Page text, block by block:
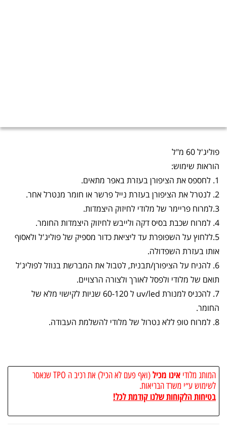
פוליג'ל 60 מ"ל
הוראות שימוש:
1. לחספס את הציפורן בעזרת באפר מתאים.
2. לנטרל את הציפורן בעזרת נייל פרשר או חומר מנטרל אחר.
3.למרוח פריימר של מלודי לחיזוק היצמדות.
4. למרוח שכבת בסיס דקה ולייבש לחיזוק היצמדות החומר.
5.ללחוץ על השפופרת עד ליציאת כדור מספיק של פוליג'ל ולאסוף
אותו בעזרת השפדולה.
6. להניח על הציפורן/תבנית, לטבול את המברשת בנוזל לפוליג'ל
תואם של מלודי ולפסל לאורך ולצורה הרצויים.
7. להכניס למנורת uv/led ל 60-120 שניות לקישוי מלא של
החומר.
8. למרוח טופ ללא נטרול של מלודי להשלמת העבודה.
המותג מלודי אינו מכיל
(ואף פעם לא הכיל) את רכיב ה TPO שנאסר
לשימוש ע״י משרד הבריאות.
בטיחות הלקוחות שלנו קודמת לכל!